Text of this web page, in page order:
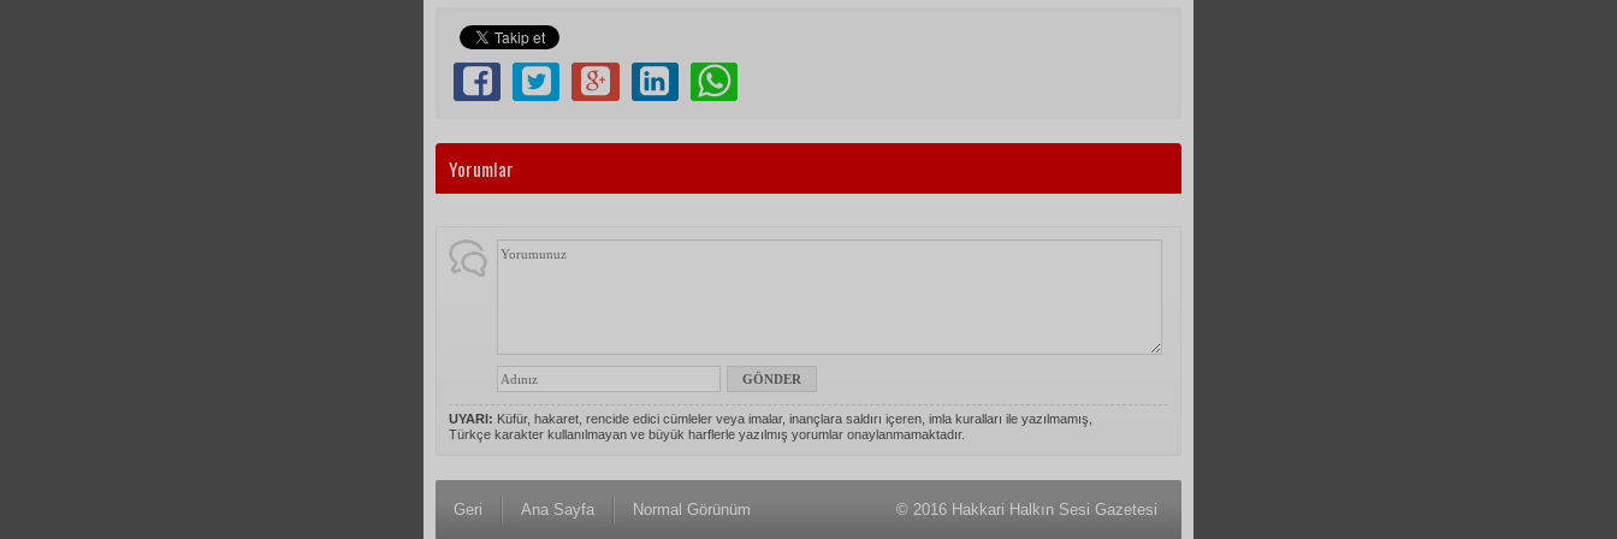
Yorumlar
UYARI: Küfür, hakaret, rencide edici cümleler veya imalar, inançlara saldırı içeren, imla kuralları ile yazılmamış,
Türkçe karakter kullanılmayan ve büyük harflerle yazılmış yorumlar onaylanmamaktadır.
Geri Ana Sayfa Normal Görünüm © 2016 Hakkari Halkın Sesi Gazetesi